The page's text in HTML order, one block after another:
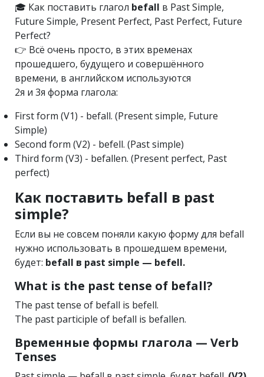
🎓 Как поставить глагол befall в Past Simple,
Future Simple, Present Perfect, Past Perfect, Future
Perfect?
👉 Всё очень просто, в этих временах
прошедшего, будущего и совершённого
времени, в английском используются
2я и 3я форма глагола:
First form (V1) - befall. (Present simple, Future
Simple)
Second form (V2) - befell. (Past simple)
Third form (V3) - befallen. (Present perfect, Past
perfect)
Как поставить befall в past
simple?
Если вы не совсем поняли какую форму для befall
нужно использовать в прошедшем времени,
будет: befall в past simple — befell.
What is the past tense of befall?
The past tense of befall is befell.
The past participle of befall is befallen.
Временные формы глагола — Verb
Tenses